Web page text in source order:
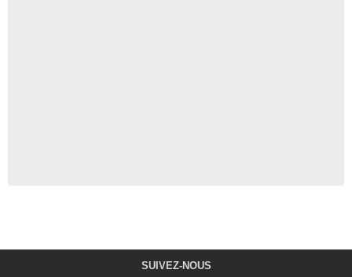
SUIVEZ-NOUS